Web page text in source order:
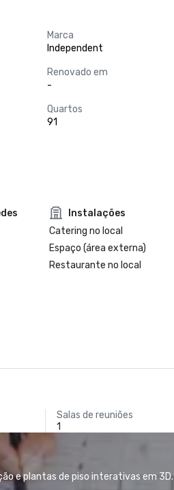
Marca
Independent
Renovado em
-
Quartos
91
Instalações
Catering no local
Espaço (área externa)
Restaurante no local
Salas de reuniões
1
e plantas de piso interativas em 3D.